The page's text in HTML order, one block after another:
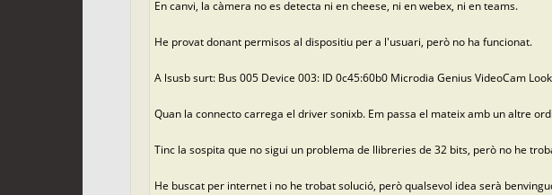
En canvi, la càmera no es detecta ni en cheese, ni en webex, ni en teams.
He provat donant permisos al dispositiu per a l'usuari, però no ha funcionat.
A lsusb surt: Bus 005 Device 003: ID 0c45:60b0 Microdia Genius VideoCam Look
Quan la connecto carrega el driver sonixb. Em passa el mateix amb un altre
Tinc la sospita que no sigui un problema de llibreries de 32 bits, però no he
He buscat per internet i no he trobat solució, però qualsevol idea serà